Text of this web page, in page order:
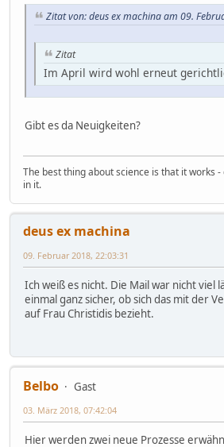
Zitat von: deus ex machina am 09.
Zitat
Im April wird wohl erneut
Gibt es da Neuigkeiten?
The best thing about science is that it works
in it.
deus ex machina
09. Februar 2018, 22:03:31
Ich weiß es nicht. Die Mail war nicht viel
einmal ganz sicher, ob sich das mit der
auf Frau Christidis bezieht.
Belbo
Gast
03. März 2018, 07:42:04
Hier werden zwei neue Prozesse